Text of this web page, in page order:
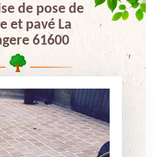
de pose de
et pavé La
61600